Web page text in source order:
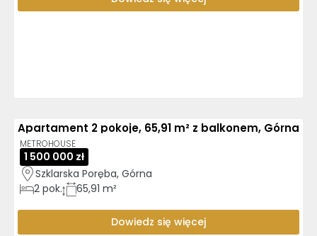
Apartament 2 pokoje, 65,91 m² z balkonem, Górna
METROHOUSE
1 500 000 zł
Szklarska Poręba, Górna
2 pok. 65,91 m²
Dowiedz się więcej